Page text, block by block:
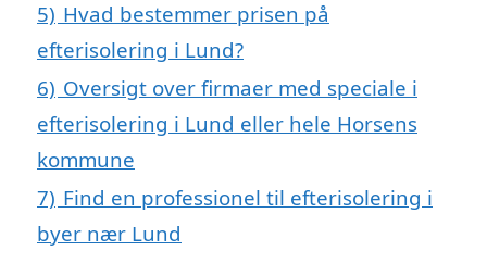
5) Hvad bestemmer prisen på
efterisolering i Lund?
6) Oversigt over firmaer med speciale i
efterisolering i Lund eller hele Horsens
kommune
7) Find en professionel til efterisolering i
byer nær Lund